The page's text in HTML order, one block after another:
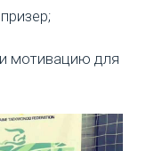
мотивацию для